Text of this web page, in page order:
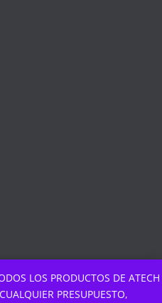
LOS PRODUCTOS DE ATECH
PRESUPUESTO,